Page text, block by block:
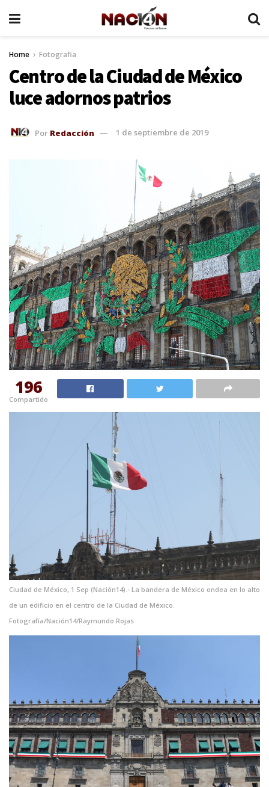
Home Fotografia
Centro de la Ciudad de México
luce adornos patrios
Por Redacción 1 de septiembre de 2019
196
Compartido
Ciudad de México, 1 Sep (Nación14).- La bandera de México ondea en lo alto
de un edificio en el centro de la Ciudad de México.
Fotografía/Nación14/Raymundo Rojas